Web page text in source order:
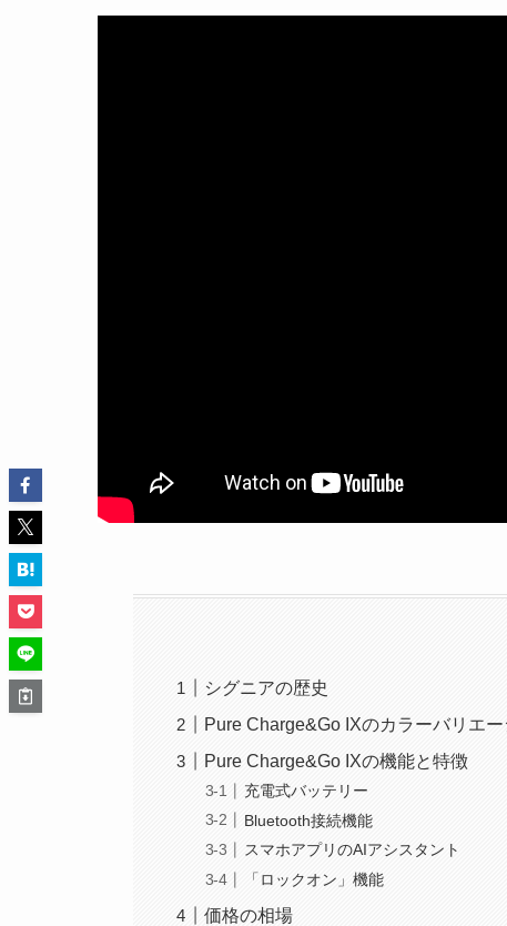
シグニアの歴史
Pure Charge&Go IXのカラーバリエ
Pure Charge&Go IXの機能と特徴
充電式バッテリー
Bluetooth接続機能
スマホアプリのAIアシスタント
「ロックオン」機能
価格の相場